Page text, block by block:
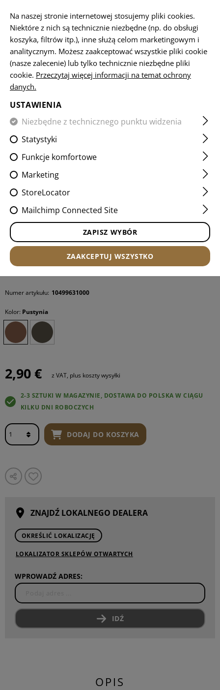
STRONA GŁÓWNA SPRZĘT NASZYWKI NASZYWKI
NKDA PATCH
Numer artykułu: 10499631000
Kolor: Pustynia
2,90 € z VAT, plus koszty wysyłki
2-3 SZTUKI W MAGAZYNIE, DOSTAWA DO POLSKA W CIĄGU
KILKU DNI ROBOCZYCH
DODAJ DO KOSZYKA
ZNAJDŹ LOKALNEGO DEALERA
OKREŚLIĆ LOKALIZACJĘ
LOKALIZATOR SKLEPÓW OTWARTYCH
WPROWADŹ ADRES:
IDŹ
OPIS
Na naszej stronie internetowej stosujemy pliki cookies.
Niektóre z nich są technicznie niezbędne (np. do obsługi
koszyka, filtrów itp.), inne służą celom marketingowym i
analitycznym. Możesz zaakceptować wszystkie pliki cookie
(nasze zalecenie) lub tylko technicznie niezbędne pliki
cookie. Przeczytaj więcej informacji na temat ochrony
danych.
USTAWIENIA
Niezbędne z technicznego punktu widzenia
Statystyki
Funkcje komfortowe
Marketing
StoreLocator
Mailchimp Connected Site
ZAPISZ WYBÓR
ZAAKCEPTUJ WSZYSTKO